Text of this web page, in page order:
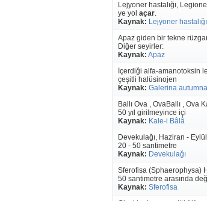
Lejyoner hastalığı,
ye yol açar.
Kaynak: Lejyoner hastalığı
Apaz giden bir tekne
Diğer seyirler:
Kaynak: Apaz
İçerdiği alfa-amanotoksin
çeşitli halüsinojen
Kaynak: Galerina
Ballı Ova , OvaBallı , Ova
50 yıl girilmeyince içi
Kaynak: Kale-i Bâlâ
Devekulağı, Haziran -
20 - 50 santimetre
Kaynak: Devekulağı
Sferofisa (Sphaerophysa)
50 santimetre arasında
Kaynak: Sferofisa